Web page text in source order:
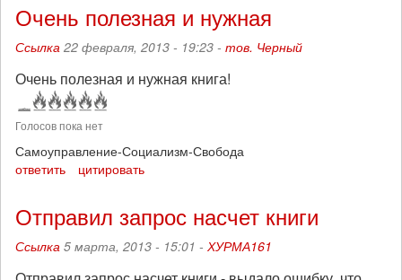
Очень полезная и нужная
Ссылка 22 февраля, 2013 - 19:23 - тов. Черный
Очень полезная и нужная книга!
Голосов пока нет
Самоуправление-Социализм-Свобода
ответить
цитировать
Отправил запрос насчет книги
Ссылка 5 марта, 2013 - 15:01 - ХУРМА161